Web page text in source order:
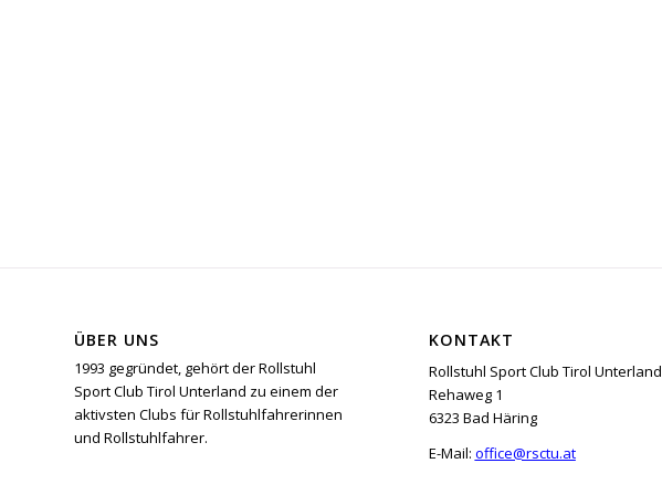
ÜBER UNS
1993 gegründet, gehört der Rollstuhl
Sport Club Tirol Unterland zu einem der
aktivsten Clubs für Rollstuhlfahrerinnen
und Rollstuhlfahrer.
KONTAKT
Rollstuhl Sport Club Tirol Unterland
Rehaweg 1
6323 Bad Häring
E-Mail: office@rsctu.at